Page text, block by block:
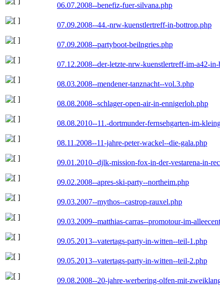
06.07.2008--benefiz-fuer-silvana.php
07.09.2008--44.-nrw-kuenstlertreff-in-bottrop.php
07.09.2008--partyboot-beilngries.php
07.12.2008--der-letzte-nrw-kuenstlertreff-im-a42-
08.03.2008--mendener-tanznacht--vol.3.php
08.08.2008--schlager-open-air-in-ennigerloh.php
08.08.2010--11.-dortmunder-fernsehgarten-im-
08.11.2008--11-jahre-peter-wackel--die-gala.php
09.01.2010--djlk-mission-fox-in-der-vestarena-in-
09.02.2008--apres-ski-party--northeim.php
09.03.2007--mythos--castrop-rauxel.php
09.03.2009--matthias-carras--promotour-im-
09.05.2013--vatertags-party-in-witten--teil-1.php
09.05.2013--vatertags-party-in-witten--teil-2.php
09.08.2008--20-jahre-werbering-olfen-mit-